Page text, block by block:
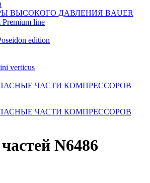
ВЫСОКОГО ДАВЛЕНИЯ BAUER
line
edition
verticus
ЧАСТИ КОМПРЕССОРОВ
ЧАСТИ КОМПРЕССОРОВ
N6486